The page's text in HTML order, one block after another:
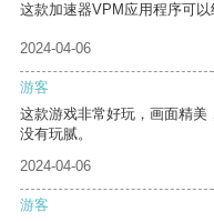
这款加速器VPM应用程序可以
2024-04-06
游客
这款游戏非常好玩，画面精
没有玩腻。
2024-04-06
游客